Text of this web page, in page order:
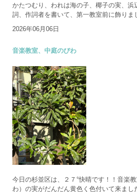
かたつむり、われは海の子、椰子の実、浜
詞、作詞者を書いて、第一教室前に飾り
2026年06月06日
音楽教室、中庭のびわ
今日の杉並区は、２７°快晴です！！音楽
わ）の実がだんだん黄色く色付いて来まし